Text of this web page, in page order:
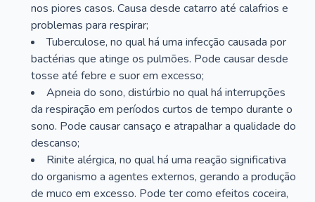
nos piores casos. Causa desde catarro até calafrios e
problemas para respirar;
Tuberculose, no qual há uma infecção causada por
bactérias que atinge os pulmões. Pode causar desde
tosse até febre e suor em excesso;
Apneia do sono, distúrbio no qual há interrupções
da respiração em períodos curtos de tempo durante o
sono. Pode causar cansaço e atrapalhar a qualidade do
descanso;
Rinite alérgica, no qual há uma reação significativa
do organismo a agentes externos, gerando a produção
de muco em excesso. Pode ter como efeitos coceira,